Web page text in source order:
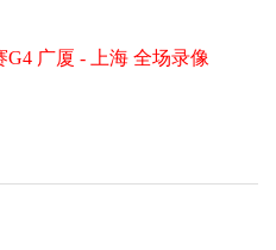
广厦 - 上海 全场录像